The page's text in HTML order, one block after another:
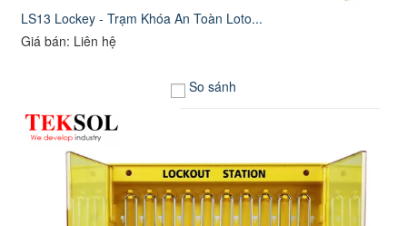
LS13 Lockey - Trạm Khóa An Toàn Loto...
Giá bán: Liên hệ
So sánh